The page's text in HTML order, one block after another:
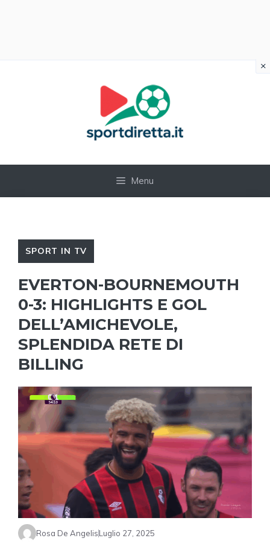
Menu
SPORT IN TV
EVERTON-BOURNEMOUTH
0-3: HIGHLIGHTS E GOL
DELL’AMICHEVOLE,
SPLENDIDA RETE DI
BILLING
Rosa De AngelisLuglio 27, 2025
×